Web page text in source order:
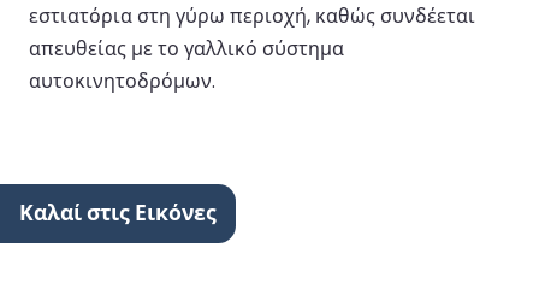
εστιατόρια στη γύρω περιοχή, καθώς συνδέεται
απευθείας με το γαλλικό σύστημα
αυτοκινητοδρόμων.
Καλαί στις Εικόνες